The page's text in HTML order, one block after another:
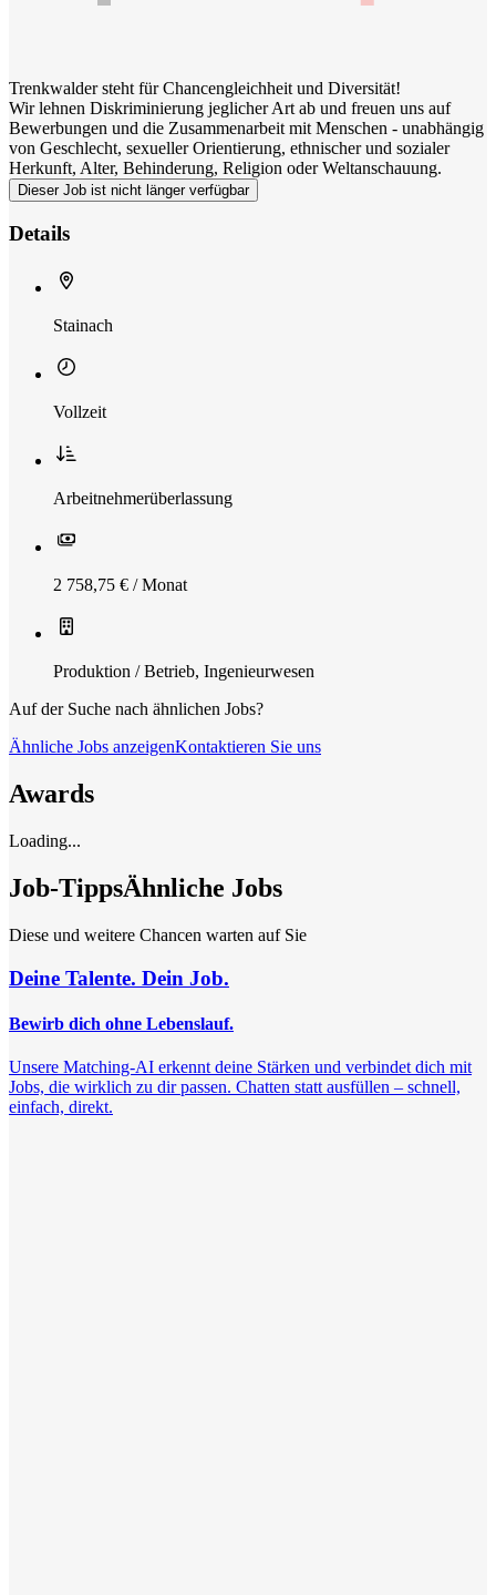
Trenkwalder steht für Chancengleichheit und Diversität!
Wir lehnen Diskriminierung jeglicher Art ab und freuen uns auf
Bewerbungen und die Zusammenarbeit mit Menschen - unabhängig
von Geschlecht, sexueller Orientierung, ethnischer und sozialer
Herkunft, Alter, Behinderung, Religion oder Weltanschauung.
Dieser Job ist nicht länger verfügbar
Details
Stainach
Vollzeit
Arbeitnehmerüberlassung
2 758,75 € / Monat
Produktion / Betrieb, Ingenieurwesen
Auf der Suche nach ähnlichen Jobs?
Ähnliche Jobs anzeigenKontaktieren Sie uns
Awards
Loading...
Job-TippsÄhnliche Jobs
Diese und weitere Chancen warten auf Sie
Deine Talente. Dein Job.
Bewirb dich ohne Lebenslauf.
Unsere Matching-AI erkennt deine Stärken und verbindet dich mit
Jobs, die wirklich zu dir passen. Chatten statt ausfüllen – schnell,
einfach, direkt.